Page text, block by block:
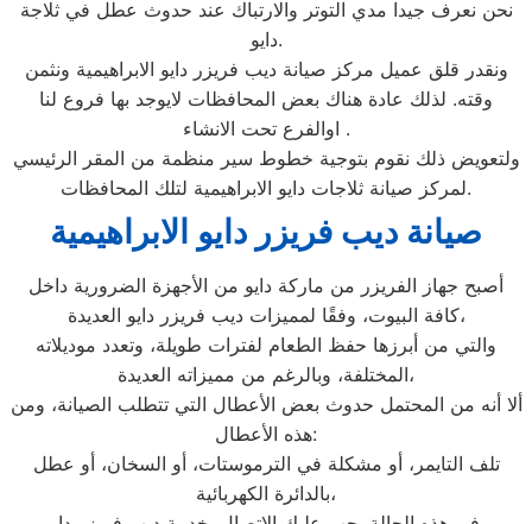
نحن نعرف جيدا مدي التوتر والارتباك عند حدوث عطل في ثلاجة
دايو.
ونقدر قلق عميل مركز صيانة ديب فريزر دايو الابراهيمية ونثمن
وقته. لذلك عادة هناك بعض المحافظات لايوجد بها فروع لنا
اوالفرع تحت الانشاء .
ولتعويض ذلك نقوم بتوجية خطوط سير منظمة من المقر الرئيسي
لمركز صيانة ثلاجات دايو الابراهيمية لتلك المحافظات.
صيانة ديب فريزر دايو الابراهيمية
أصبح جهاز الفريزر من ماركة دايو من الأجهزة الضرورية داخل
كافة البيوت، وفقًا لمميزات ديب فريزر دايو العديدة،
والتي من أبرزها حفظ الطعام لفترات طويلة، وتعدد موديلاته
المختلفة، وبالرغم من مميزاته العديدة،
ألا أنه من المحتمل حدوث بعض الأعطال التي تتطلب الصيانة، ومن
هذه الأعطال:
تلف التايمر، أو مشكلة في الترموستات، أو السخان، أو عطل
بالدائرة الكهربائية،